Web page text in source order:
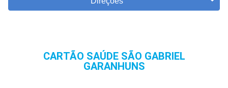
CARTÃO SAÚDE SÃO GABRIEL
GARANHUNS